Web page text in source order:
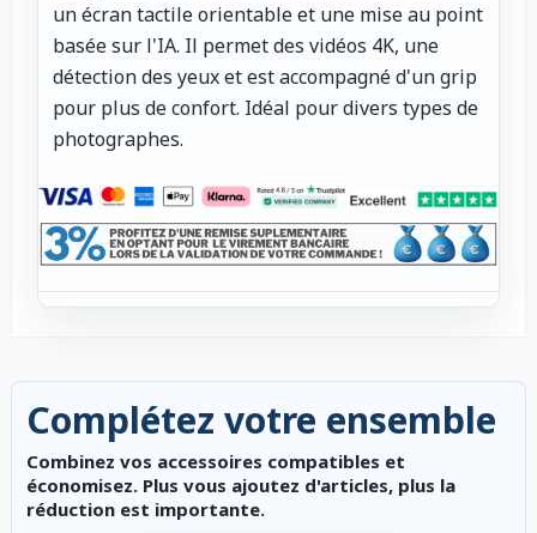
un écran tactile orientable et une mise au point
basée sur l'IA. Il permet des vidéos 4K, une
détection des yeux et est accompagné d'un grip
pour plus de confort. Idéal pour divers types de
photographes.
Complétez votre ensemble
Combinez vos accessoires compatibles et
économisez. Plus vous ajoutez d'articles, plus la
réduction est importante.